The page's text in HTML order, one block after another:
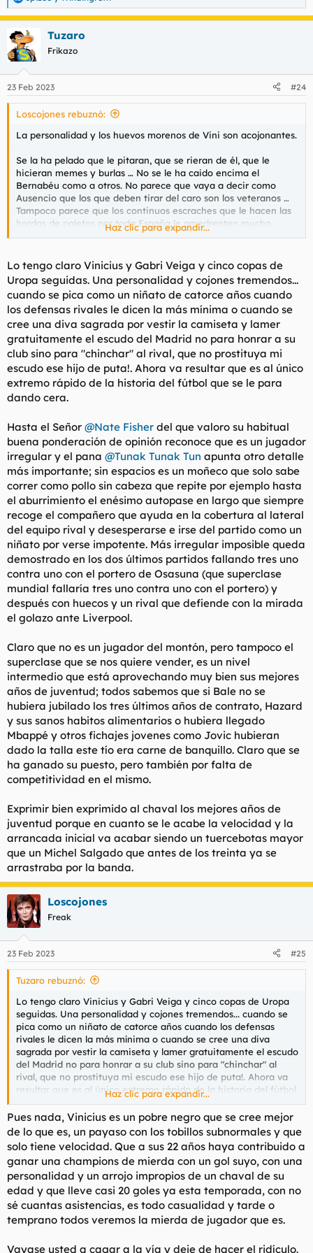
R
e
a
c
c
i
e
s
Tuzaro
Frikazo
23 Feb 2023 #24
Loscojones rebuznó:
La personalidad y los huevos morenos de Vini son acojonantes.
Se la ha pelado que le pitaran, que se rieran de él, que le
hicieran memes y burlas … No se le ha caido encima el
Bernabéu como a otros. No parece que vaya a decir como
Ausencio que los que deben tirar del caro son los veteranos …
Tampoco parece que los continuos escraches que le hacen las
hordas de paletos por toda España le amedrenten mucho.
dado cuenta de su auténtica dimensión... o se están
empezando a dar cuenta y ese es el problema con el brasuca.
Yo fui uno de los que renegó en su momento y no me duelen
prendas en reconocer que me equivoque con este chico.
Haz clic para expandir...
Lo tengo claro Vinicius y Gabri Veiga y cinco copas de
Uropa seguidas. Una personalidad y cojones tremendos...
cuando se pica como un niñato de catorce años cuando
los defensas rivales le dicen la más mínima o cuando se
cree una diva sagrada por vestir la camiseta y lamer
gratuitamente el escudo del Madrid no para honrar a su
club sino para "chinchar" al rival, que no prostituya mi
escudo ese hijo de puta!. Ahora va resultar que es al único
extremo rápido de la historia del fútbol que se le para
dando cera.
Hasta el Señor @Nate Fisher del que valoro su habitual
buena ponderación de opinión reconoce que es un jugador
irregular y el pana @Tunak Tunak Tun apunta otro detalle
más importante; sin espacios es un moñeco que solo sabe
correr como pollo sin cabeza que repite por ejemplo hasta
el aburrimiento el enésimo autopase en largo que siempre
recoge el compañero que ayuda en la cobertura al lateral
del equipo rival y desesperarse e irse del partido como un
niñato por verse impotente. Más irregular imposible queda
demostrado en los dos últimos partidos fallando tres uno
contra uno con el portero de Osasuna (que superclase
mundial fallaría tres uno contra uno con el portero) y
después con huecos y un rival que defiende con la mirada
el golazo ante Liverpool.
Claro que no es un jugador del montón, pero tampoco el
superclase que se nos quiere vender, es un nivel
intermedio que está aprovechando muy bien sus mejores
años de juventud; todos sabemos que si Bale no se
hubiera jubilado los tres últimos años de contrato, Hazard
y sus sanos habitos alimentarios o hubiera llegado
Mbappé y otros fichajes jovenes como Jovic hubieran
dado la talla este tío era carne de banquillo. Claro que se
ha ganado su puesto, pero también por falta de
competitividad en el mismo.
Exprimir bien exprimido al chaval los mejores años de
juventud porque en cuanto se le acabe la velocidad y la
arrancada inicial va acabar siendo un tuercebotas mayor
que un Michel Salgado que antes de los treinta ya se
arrastraba por la banda.
Loscojones
Freak
23 Feb 2023 #25
Tuzaro rebuznó:
Lo tengo claro Vinicius y Gabri Veiga y cinco copas de Uropa
seguidas. Una personalidad y cojones tremendos... cuando se
pica como un niñato de catorce años cuando los defensas
rivales le dicen la más mínima o cuando se cree una diva
sagrada por vestir la camiseta y lamer gratuitamente el escudo
del Madrid no para honrar a su club sino para "chinchar" al
rival, que no prostituya mi escudo ese hijo de puta!. Ahora va
resultar que es al único extremo rápido de la historia del fútbol
que se le para dando cera.
Hasta el Señor @Nate Fisher
del que valoro su habitual buena
ponderación de opinión reconoce que es un jugador irregular y
el pana@Tunak Tunak Tunapunta otro detalle más importante;
sin espacios es unmoñeco que solo sabe correr como pollo sin
cabeza que repite por ejemplo hasta el aburrimiento el
enésimo autopase en largo que siempre recoge el compañero
que ayuda en la cobertura al lateral del equipo rival y
desesperarse e irse del partido como un niñato por verse
impotente. Más irregular imposible queda demostrado en los
Haz clic para expandir...
Pues nada, Vinicius es un pobre negro que se cree mejor
de lo que es, un payaso con los tobillos subnormales y que
solo tiene velocidad. Que a sus 22 años haya contribuido a
ganar una champions de mierda con un gol suyo, con una
personalidad y un arrojo impropios de un chaval de su
edad y que lleve casi 20 goles ya esta temporada, con no
sé cuantas asistencias, es todo casualidad y tarde o
temprano todos veremos la mierda de jugador que es.
Vayase usted a cagar a la vía y deje de hacer el ridículo.